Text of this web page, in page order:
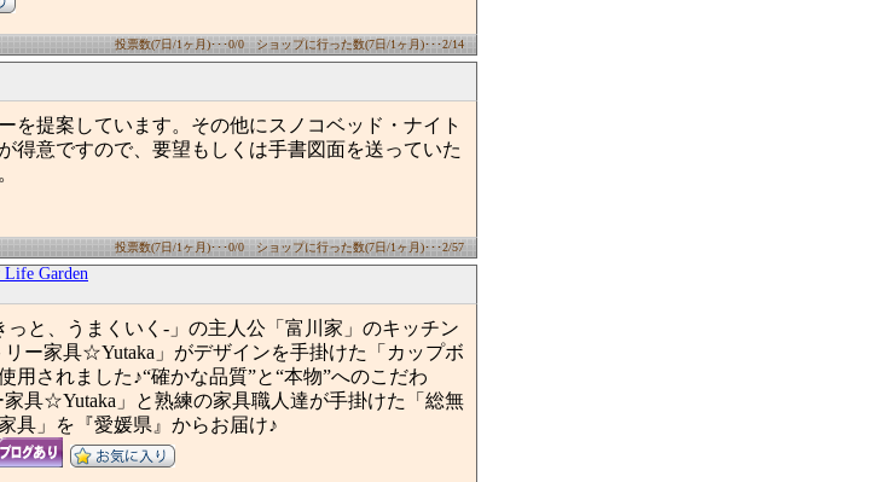
投票数(7日/1ヶ月)･･･0/0 ショップに行った数(7日/1ヶ月)･･･2/14
を提案しています。その他にスノコベッド・ナイト
得意ですので、要望もしくは手書図面を送っていた
投票数(7日/1ヶ月)･･･0/0 ショップに行った数(7日/1ヶ月)･･･2/57
Garden
と、うまくいく-」の主人公「富川家」のキッチン
ー家具☆Yutaka」がデザインを手掛けた「カップボ
用されました♪“確かな品質”と“本物”へのこだわ
具☆Yutaka」と熟練の家具職人達が手掛けた「総無
具」を『愛媛県』からお届け♪